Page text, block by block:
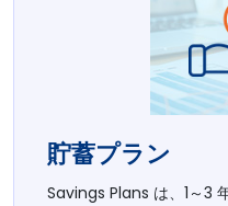
貯蓄プラン
Savings Plans は、1～3